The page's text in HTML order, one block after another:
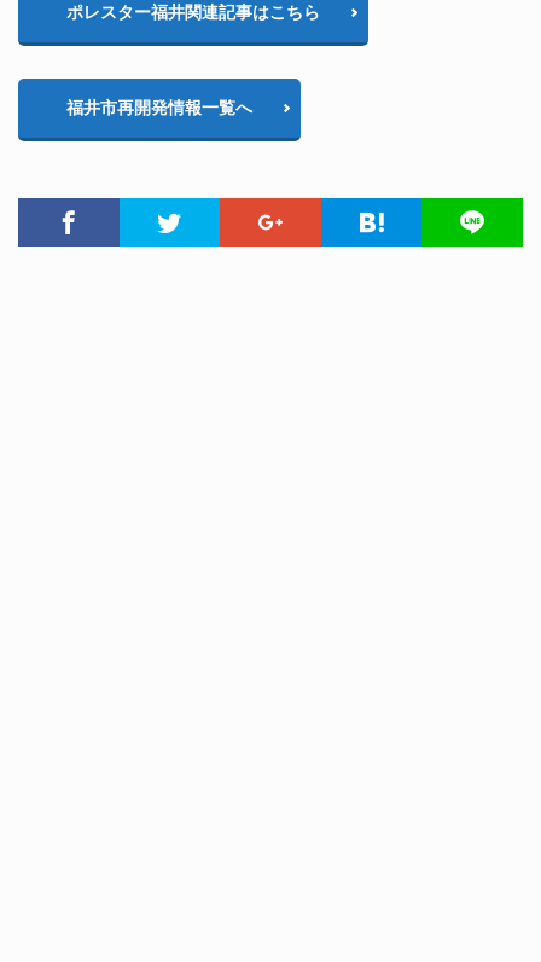
ポレスター福井関連記事はこちら
福井市再開発情報一覧へ